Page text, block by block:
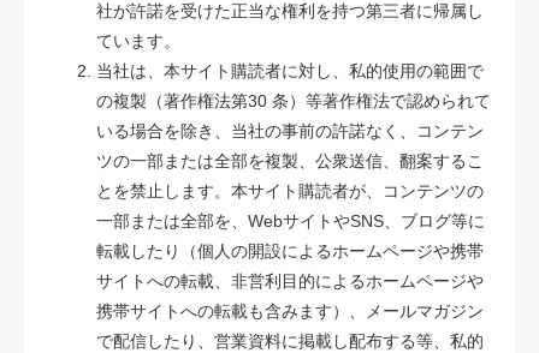
社が許諾を受けた正当な権利を持つ第三者に帰属し
ています。
当社は、本サイト購読者に対し、私的使用の範囲で
の複製（著作権法第30 条）等著作権法で認められて
いる場合を除き、当社の事前の許諾なく、コンテン
ツの一部または全部を複製、公衆送信、翻案するこ
とを禁止します。本サイト購読者が、コンテンツの
一部または全部を、WebサイトやSNS、ブログ等に
転載したり（個人の開設によるホームページや携帯
サイトへの転載、非営利目的によるホームページや
携帯サイトへの転載も含みます）、メールマガジン
で配信したり、営業資料に掲載し配布する等、私的